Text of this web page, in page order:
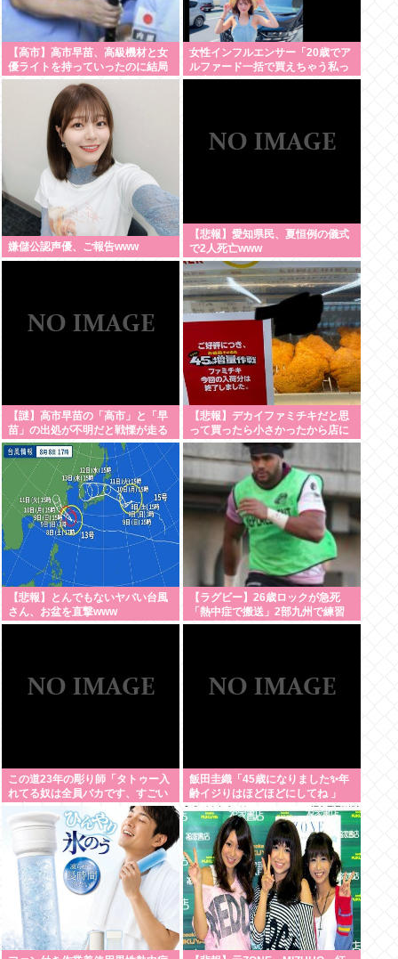
【高市】高市早苗、高級機材と女
優ライトを持っていったのに結局
映像でも不気味なトカゲ顔になっ
女性インフルエンサー「20歳でア
ルファード一括で買えちゃう私っ
て素敵」→画像にアレが写ってし
嫌儲公認声優、ご報告www
【悲報】愛知県民、夏恒例の儀式
で2人死亡www
【謎】高市早苗の「高市」と「早
苗」の出処が不明だと戦慄が走る
【悲報】デカイファミチキだと思
って買ったら小さかったから店に
戻って確認したら！！！！www
【悲報】とんでもないヤバい台風
さん、お盆を直撃www
【ラグビー】26歳ロックが急死
「熱中症で搬送」2部九州で練習
中、大東大から昨季まで東京SG
この道23年の彫り師「タトゥー入
れてる奴は全員バカです、すごい
飯田圭織「45歳になりました✨年
齢イジりはほどほどにしてね 」